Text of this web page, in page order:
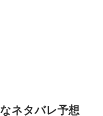
ネタバレ予想